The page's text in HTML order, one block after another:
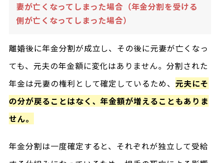
妻が亡くなってしまった場合（年金分割を受ける
側が亡くなってしまった場合）
離婚後に年金分割が成立し、その後に元妻が亡くなっ
ても、元夫の年金額に変化はありません。分割された
年金は元妻の権利として確定しているため、元夫にそ
の分が戻ることはなく、年金額が増えることもありま
せん。
年金分割は一度確定すると、それぞれが独立して受給